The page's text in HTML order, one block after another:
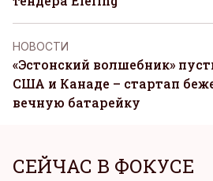
НОВОСТИ
«Эстонский волшебник»
США и Канаде – стартап
вечную батарейку
СЕЙЧАС В ФОКУСЕ